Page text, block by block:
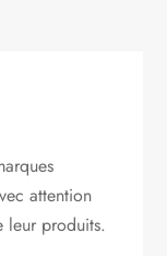
attention
leur produits.